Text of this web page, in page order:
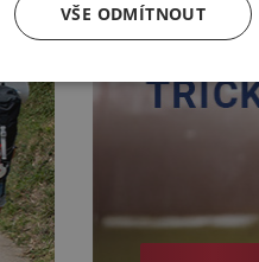
VŠE ODMÍTNOUT